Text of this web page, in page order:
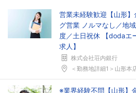
営業未経験歓迎【山形
グ営業 ノルマなし／地
度／土日祝休 【dodaエ
求人】
株式会社荘内銀行
＜勤務地詳細1＞山形本店営
※業界経験不問【山形】